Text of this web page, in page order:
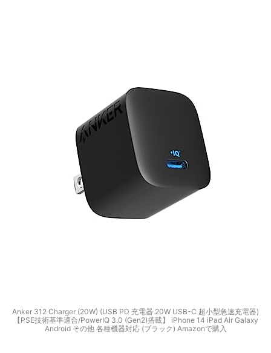
Anker 312 Charger (20W) (USB PD 充電器 20W USB-C 超小型急速充電器)
【PSE技術基準適合/PowerIQ 3.0 (Gen2)搭載】 iPhone 14 iPad Air Galaxy
Android その他 各種機器対応 (ブラック) Amazonで購入